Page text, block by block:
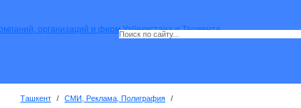
Ташкент / СМИ, Реклама, Полиграфия /